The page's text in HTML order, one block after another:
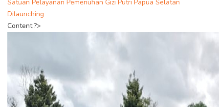
Satuan Pelayanan Pemenuhan Gizi Putri Papua Selatan
Dilaunching
Content;?>